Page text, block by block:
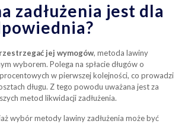
zadłużenia jest dla
jej wymogów, metoda lawiny
wyborem. Polega na spłacie długów o
w pierwszej kolejności, co prowadzi
długu. Z tego powodu uważana jest za
metod likwidacji zadłużenia.
wybór metody lawiny zadłużenia może być